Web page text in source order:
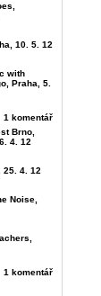
10. 5. 12
with
Praha, 5.
1 komentář
Brno,
4. 12
25. 4. 12
Noise,
1 komentář